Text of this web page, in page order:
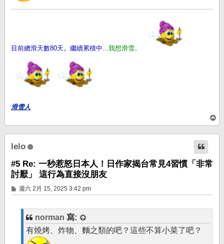
目前總滑天數80天。繼續累積中... 我想滑雪。
滑雪人
頂
端
lelo
#5 Re: 一秒惹怒日本人！日作家揭台常見4習慣「非常
討厭」 這行為直接沒朋友
文
章
週六 2月 15, 2025 3:42 pm
norman 寫:
有燒烤、炸物、麵之類的吧？這些不算小菜了吧？